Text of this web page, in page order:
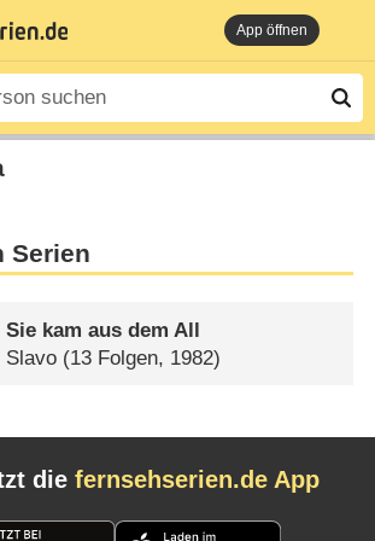
App öffnen
Serien
Sie kam aus dem All
Slavo (13 Folgen, 1982)
die fernsehserien.de App